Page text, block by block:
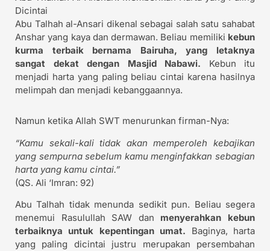
Dicintai
Abu Talhah al-Ansari dikenal sebagai salah satu sahabat
Anshar yang kaya dan dermawan. Beliau memiliki kebun
kurma terbaik bernama Bairuha, yang letaknya
sangat dekat dengan Masjid Nabawi. Kebun itu
menjadi harta yang paling beliau cintai karena hasilnya
melimpah dan menjadi kebanggaannya.
Namun ketika Allah SWT menurunkan firman-Nya:
“Kamu sekali-kali tidak akan memperoleh kebajikan
yang sempurna sebelum kamu menginfakkan sebagian
harta yang kamu cintai.”
(QS. Ali ‘Imran: 92)
Abu Talhah tidak menunda sedikit pun. Beliau segera
menemui Rasulullah SAW dan menyerahkan kebun
terbaiknya untuk kepentingan umat. Baginya, harta
yang paling dicintai justru merupakan persembahan